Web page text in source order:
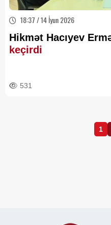
18:37 / 14 İyun 2026
Hikmət Hacıyev
keçirdi
531
1